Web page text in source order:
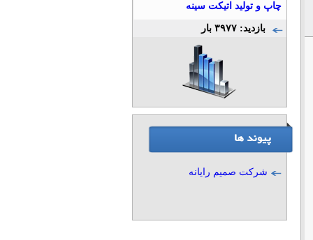
چاپ و تولید اتیکت سینه
بازدید: ۳۹۷۷ بار
شرکت صمیم رایانه